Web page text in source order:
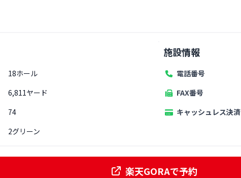
18ホール
6,811ヤード
74
2グリーン
施設情報
電話番号
FAX番号
キャッシュレス決済
楽天GORAで予約